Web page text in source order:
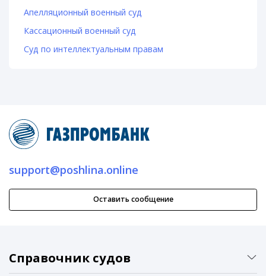
Апелляционный военный суд
Кассационный военный суд
Суд по интеллектуальным правам
support@poshlina.online
Оставить сообщение
Справочник судов